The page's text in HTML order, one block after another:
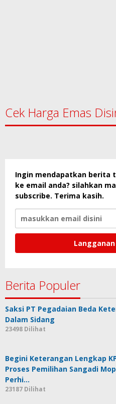
Cek Harga Emas
Ingin mendapatkan berita
ke email anda? silahkan
subscribe. Terima kasih.
Berita Populer
Saksi PT Pegadaian Beda
Dalam Sidang
23498 Dilihat
Begini Keterangan Lengkap
Proses Pemilihan Sangadi
Perhi…
23187 Dilihat